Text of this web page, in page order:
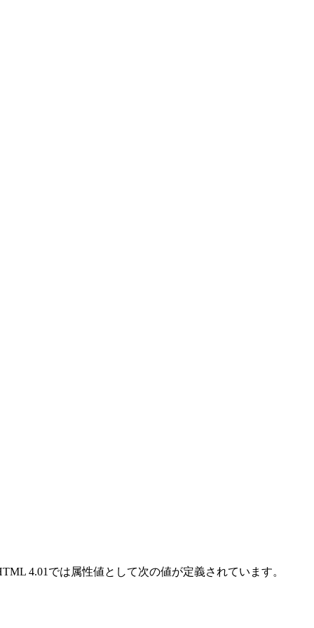
4.01では属性値として次の値が定義されています。